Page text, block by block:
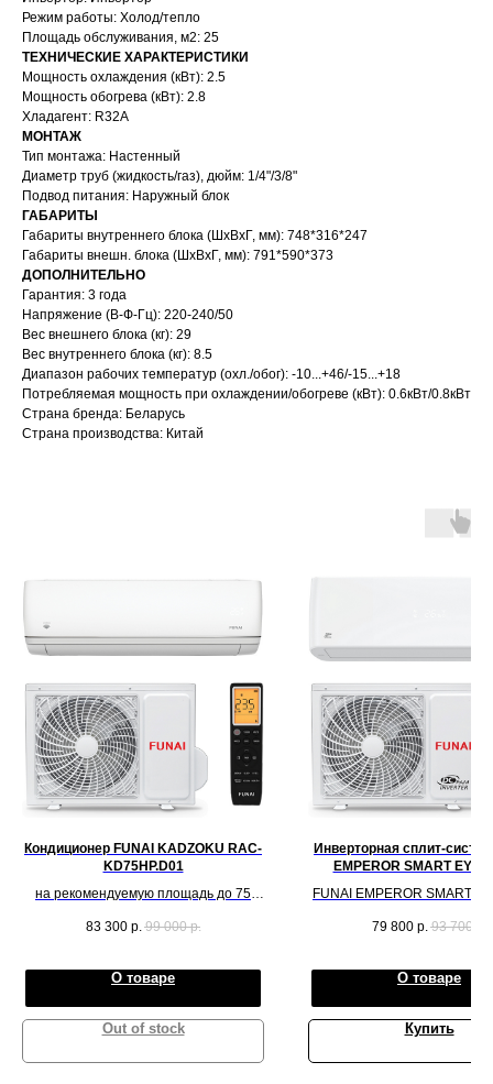
Режим работы: Холод/тепло
Площадь обслуживания, м2: 25
ТЕХНИЧЕСКИЕ ХАРАКТЕРИСТИКИ
Мощность охлаждения (кВт): 2.5
Мощность обогрева (кВт): 2.8
Хладагент: R32А
МОНТАЖ
Тип монтажа: Настенный
Диаметр труб (жидкость/газ), дюйм: 1/4"/3/8"
Подвод питания: Наружный блок
ГАБАРИТЫ
Габариты внутреннего блока (ШхВхГ, мм): 748*316*247
Габариты внешн. блока (ШхВхГ, мм): 791*590*373
ДОПОЛНИТЕЛЬНО
Гарантия: 3 года
Напряжение (В-Ф-Гц): 220-240/50
Вес внешнего блока (кг): 29
Вес внутреннего блока (кг): 8.5
Диапазон рабочих температур (охл./обог): -10...+46/-15...+18
Потребляемая мощность при охлаждении/обогреве (кВт): 0.6кВт/0.8кВт
Страна бренда: Беларусь
Страна производства: Китай
Кондиционер FUNAI KADZOKU RAC-
KD75HP.D01
на рекомендуемую площадь до 75
83 300 р. 99 000 р.
О товаре
Out of stock
Инверторная сплит-
EMPEROR SMART EYE
FUNAI EMPEROR SMART
площадь до 25 кв.м.
79 800 р. 93 700
О товаре
Купить